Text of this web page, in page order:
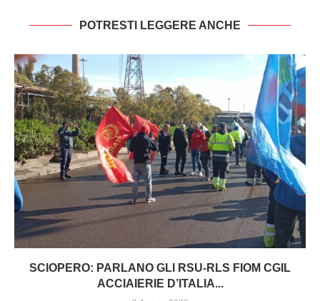
POTRESTI LEGGERE ANCHE
SCIOPERO: PARLANO GLI RSU-RLS FIOM CGIL
ACCIAIERIE D’ITALIA...